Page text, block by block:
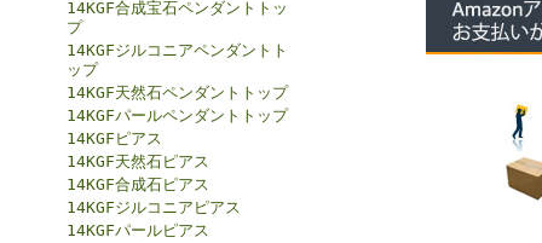
14KGF合成宝石ペンダントトッ
プ
14KGFジルコニアペンダントト
ップ
14KGF天然石ペンダントトップ
14KGFパールペンダントトップ
14KGFピアス
14KGF天然石ピアス
14KGF合成石ピアス
14KGFジルコニアピアス
14KGFパールピアス